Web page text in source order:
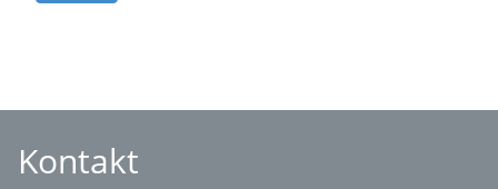
Kontakt